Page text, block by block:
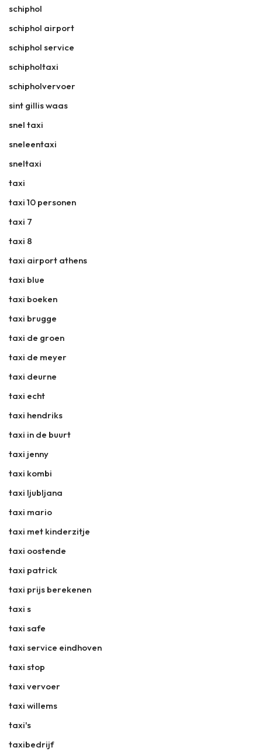
schiphol
schiphol airport
schiphol service
schipholtaxi
schipholvervoer
sint gillis waas
snel taxi
sneleentaxi
sneltaxi
taxi
taxi 10 personen
taxi 7
taxi 8
taxi airport athens
taxi blue
taxi boeken
taxi brugge
taxi de groen
taxi de meyer
taxi deurne
taxi echt
taxi hendriks
taxi in de buurt
taxi jenny
taxi kombi
taxi ljubljana
taxi mario
taxi met kinderzitje
taxi oostende
taxi patrick
taxi prijs berekenen
taxi s
taxi safe
taxi service eindhoven
taxi stop
taxi vervoer
taxi willems
taxi's
taxibedrijf